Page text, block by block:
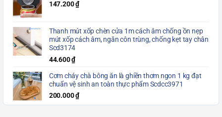
147.200₫
Thanh mút xốp chèn cửa 1m cách âm chống ồn nẹp
mút xốp cách âm, ngăn côn trùng, chống kẹt tay chân
Scd3174
44.600₫
Cơm cháy chà bông ăn là ghiền thơm ngon 1 kg đạt
chuẩn vệ sinh an toàn thực phẩm Scdcc3971
200.000₫